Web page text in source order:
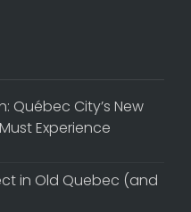
Québec City’s New
Experience
in Old Quebec (and